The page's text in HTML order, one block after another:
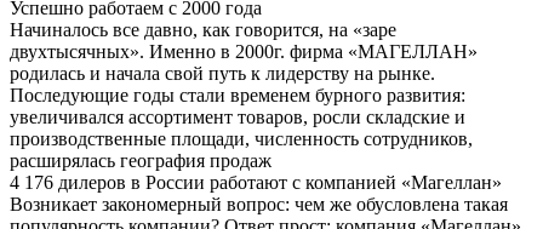
Успешно работаем с 2000 года
Начиналось все давно, как говорится, на «заре
двухтысячных». Именно в 2000г. фирма «МАГЕЛЛАН»
родилась и начала свой путь к лидерству на рынке.
Последующие годы стали временем бурного развития:
увеличивался ассортимент товаров, росли складские и
производственные площади, численность сотрудников,
расширялась география продаж
4 176 дилеров в России работают с компанией «Магеллан»
Возникает закономерный вопрос: чем же обусловлена такая